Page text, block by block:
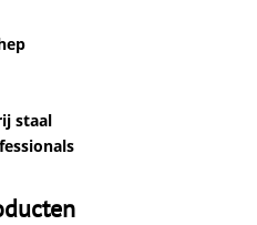
staal